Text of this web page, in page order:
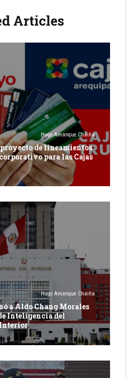
Articles
Hugo Amanque Chaiña
de lineamientos
para las Cajas
Hugo Amanque Chaiña
a Aldo Chang Morales
Inteligencia del